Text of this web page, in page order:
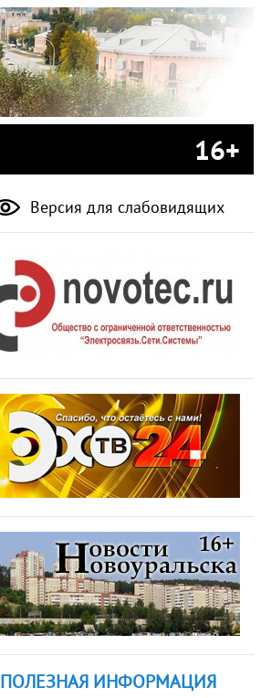
16+
Версия для слабовидящих
ПОЛЕЗНАЯ ИНФОРМАЦИЯ